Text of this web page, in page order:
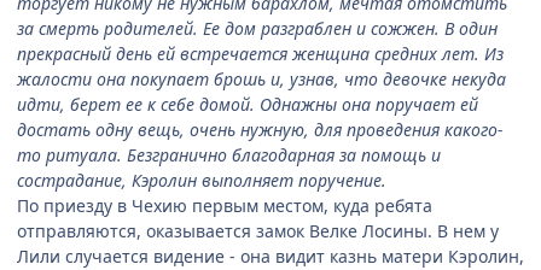
за смерть родителей. Ее дом разграблен и сожжен. В один
прекрасный день ей встречается женщина средних лет. Из
жалости она покупает брошь и, узнав, что девочке некуда
идти, берет ее к себе домой. Однажны она поручает ей
достать одну вещь, очень нужную, для проведения какого-
то ритуала. Безгранично благодарная за помощь и
сострадание, Кэролин выполняет поручение.
По приезду в Чехию первым местом, куда ребята
отправляются, оказывается замок Велке Лосины. В нем у
Лили случается видение - она видит казнь матери Кэролин,